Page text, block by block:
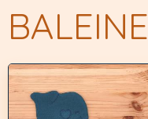
BALEINE